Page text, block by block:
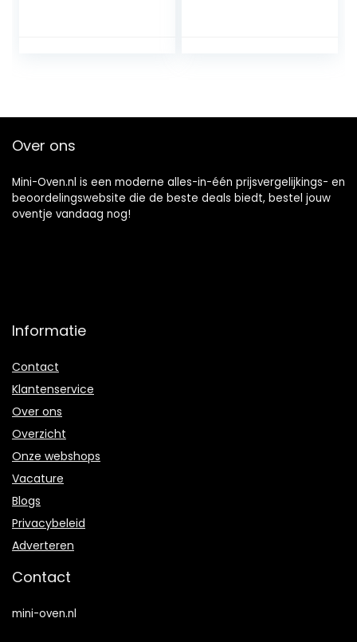
Glazen Deur, Anti-
Over ons
Mini-Oven.nl is een moderne alles-in-één prijsvergelijkings- en
beoordelingswebsite die de beste deals biedt, bestel jouw
oventje vandaag nog!
Informatie
Contact
Klantenservice
Over ons
Overzicht
Onze webshops
Vacature
Blogs
Privacybeleid
Adverteren
Contact
mini-oven.nl